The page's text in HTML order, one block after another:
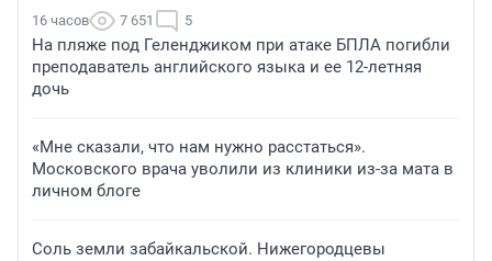
16 часов 7 651 5
На пляже под Геленджиком при атаке БПЛА погибли
преподаватель английского языка и ее 12-летняя
дочь
«Мне сказали, что нам нужно расстаться».
Московского врача уволили из клиники из-за мата в
личном блоге
Соль земли забайкальской. Нижегородцевы